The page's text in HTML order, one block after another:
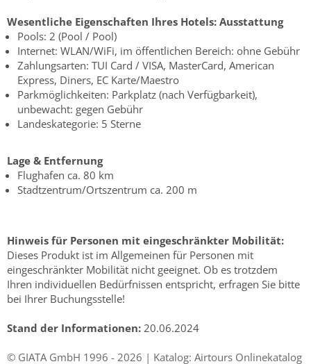
Wesentliche Eigenschaften Ihres Hotels: Ausstattung
Pools: 2 (Pool / Pool)
Internet: WLAN/WiFi, im öffentlichen Bereich: ohne Gebühr
Zahlungsarten: TUI Card / VISA, MasterCard, American
Express, Diners, EC Karte/Maestro
Parkmöglichkeiten: Parkplatz (nach Verfügbarkeit),
unbewacht: gegen Gebühr
Landeskategorie: 5 Sterne
Lage & Entfernung
Flughafen ca. 80 km
Stadtzentrum/Ortszentrum ca. 200 m
Hinweis für Personen mit eingeschränkter Mobilität:
Dieses Produkt ist im Allgemeinen für Personen mit
eingeschränkter Mobilität nicht geeignet. Ob es trotzdem
Ihren individuellen Bedürfnissen entspricht, erfragen Sie bitte
bei Ihrer Buchungsstelle!
Stand der Informationen: 20.06.2024
© GIATA GmbH 1996 - 2026 | Katalog: Airtours Onlinekatalog